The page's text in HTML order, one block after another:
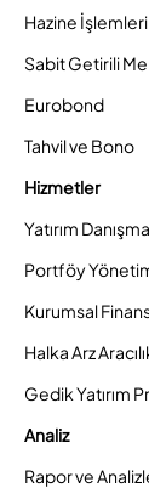
Hazine İşlemleri
Sabit Getirili
Eurobond
Tahvil ve Bono
Hizmetler
Yatırım
Portföy
Kurumsal
Halka Arz
Gedik Yatırım
Analiz
Rapor ve